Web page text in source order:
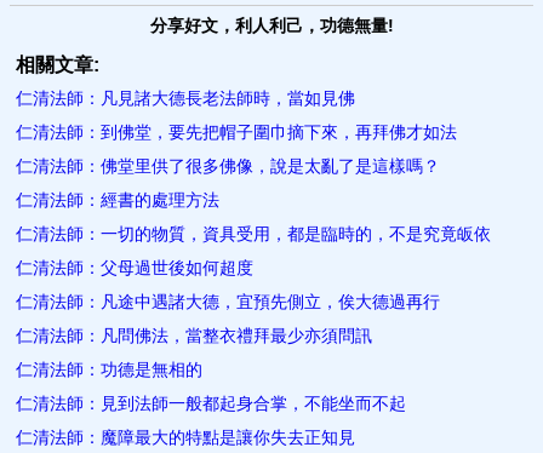
分享好文，利人利己，功德無量!
相關文章:
仁清法師：凡見諸大德長老法師時，當如見佛
仁清法師：到佛堂，要先把帽子圍巾摘下來，再拜佛才如法
仁清法師：佛堂里供了很多佛像，說是太亂了是這樣嗎？
仁清法師：經書的處理方法
仁清法師：一切的物質，資具受用，都是臨時的，不是究竟皈依
仁清法師：父母過世後如​何超度
仁清法師：凡途中遇諸大德，宜預先側立，俟大德過再行
仁清法師：凡問佛法，當整衣禮拜最少亦須問訊
仁清法師：功德是無相的
仁清法師：見到法師一般都起身合掌，不能坐而不起
仁清法師：魔障最大的特點是讓你失去正知見